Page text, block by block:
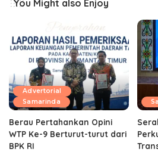
You Might also Enjoy
Advertorial
Samarinda
Berau Pertahankan Opini
WTP Ke-9 Berturut-turut dari
BPK RI